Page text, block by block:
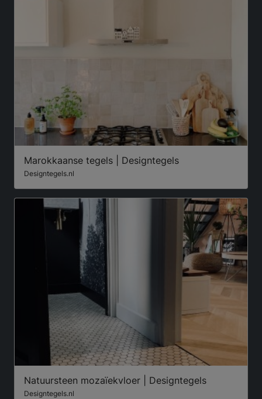
Marokkaanse tegels | Designtegels
Designtegels.nl
Natuursteen mozaïekvloer | Designtegels
Designtegels.nl